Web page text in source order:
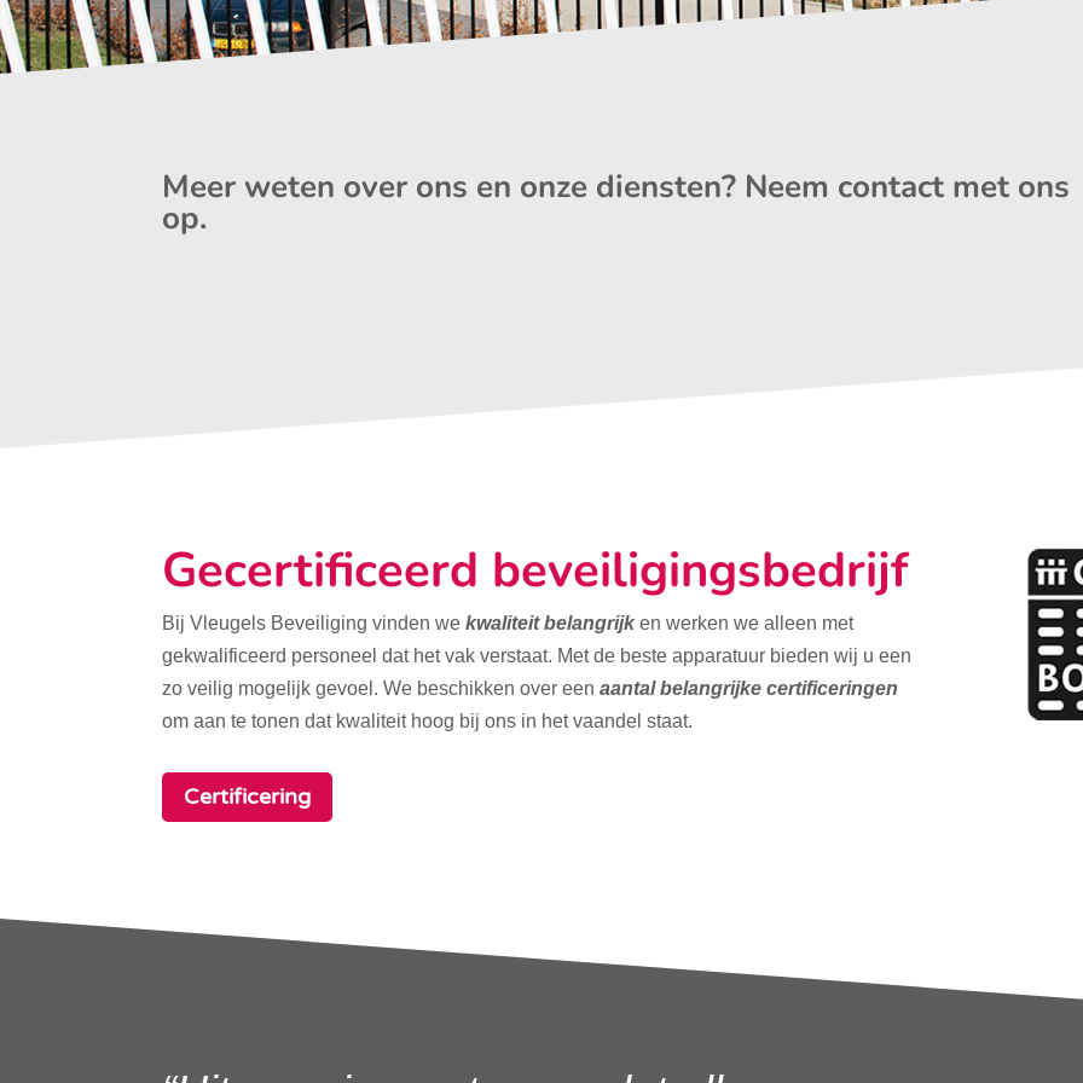
Meer weten over ons en onze diensten? Neem contact met ons
op.
Gecertificeerd beveiligingsbedrijf
Bij Vleugels Beveiliging vinden wekwaliteit belangrijk en werken we alleen met
gekwalificeerd personeel dat het vak verstaat. Met de beste apparatuur bieden wij u een
zo veilig mogelijk gevoel. We beschikken over eenaantal belangrijke certificeringen
om aan te tonen dat kwaliteit hoog bij ons in het vaandel staat.
Certificering